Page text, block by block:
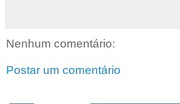
Nenhum comentário:
Postar um comentário